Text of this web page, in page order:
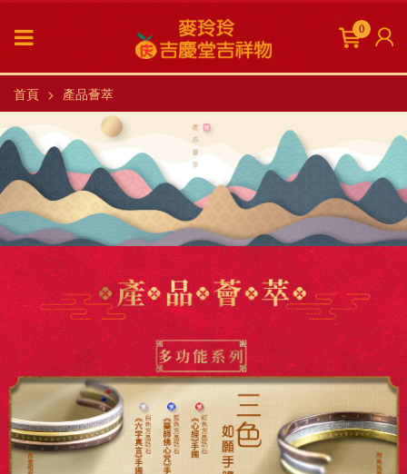
0
首頁 產品薈萃